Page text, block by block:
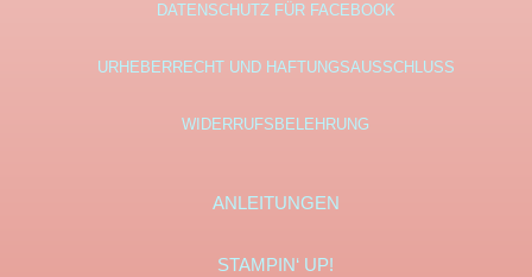
DATENSCHUTZ FÜR FACEBOOK
URHEBERRECHT UND HAFTUNGSAUSSCHLUSS
WIDERRUFSBELEHRUNG
ANLEITUNGEN
STAMPIN‘ UP!